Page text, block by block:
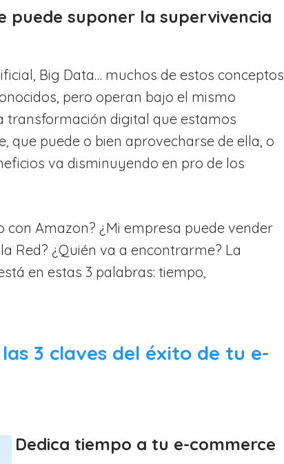
puede suponer la supervivencia
Big Data… muchos de estos conceptos
pero operan bajo el mismo
transformación digital que estamos
que puede o bien aprovecharse de ella, o
va disminuyendo en pro de los
Amazon? ¿Mi empresa puede vender
Red? ¿Quién va a encontrarme? La
en estas 3 palabras: tiempo,
3 claves del éxito de tu e-
Dedica tiempo a tu e-commerce